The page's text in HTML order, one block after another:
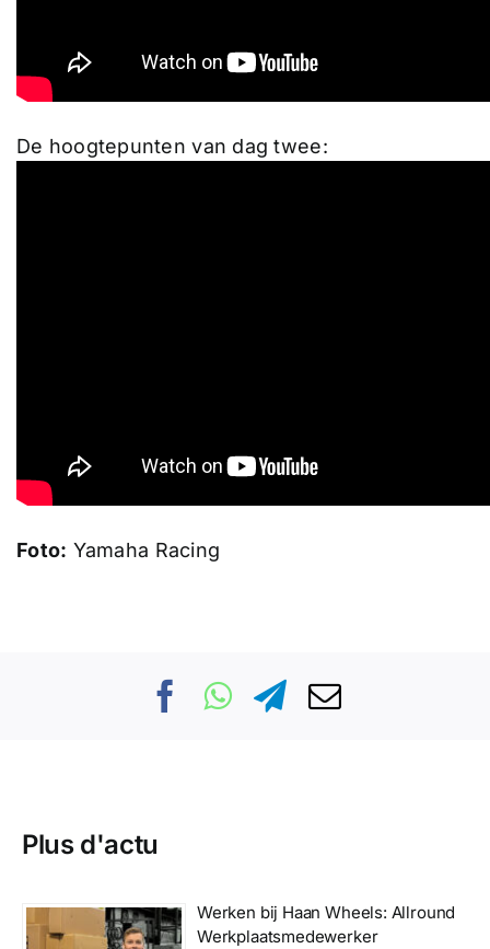
De hoogtepunten van dag twee:
Foto: Yamaha Racing
Plus d'actu
Werken bij Haan Wheels: Allround
Werkplaatsmedewerker